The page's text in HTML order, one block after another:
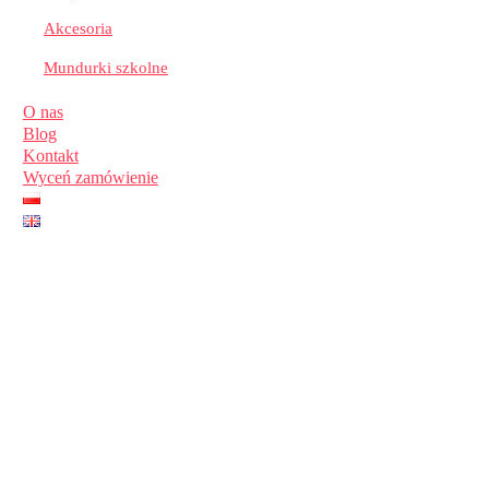
Akcesoria
Mundurki szkolne
O nas
Blog
Kontakt
Wyceń zamówienie